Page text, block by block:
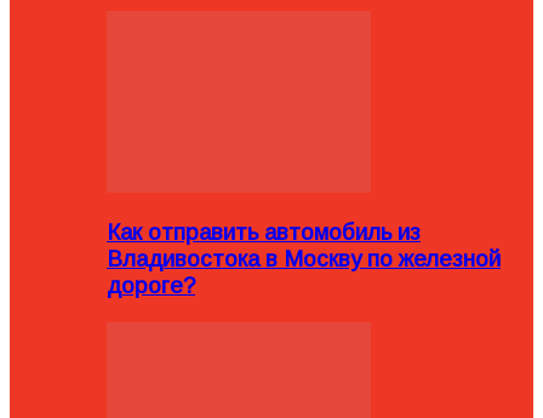
Как отправить автомобиль из
Владивостока в Москву по железной
дороге?